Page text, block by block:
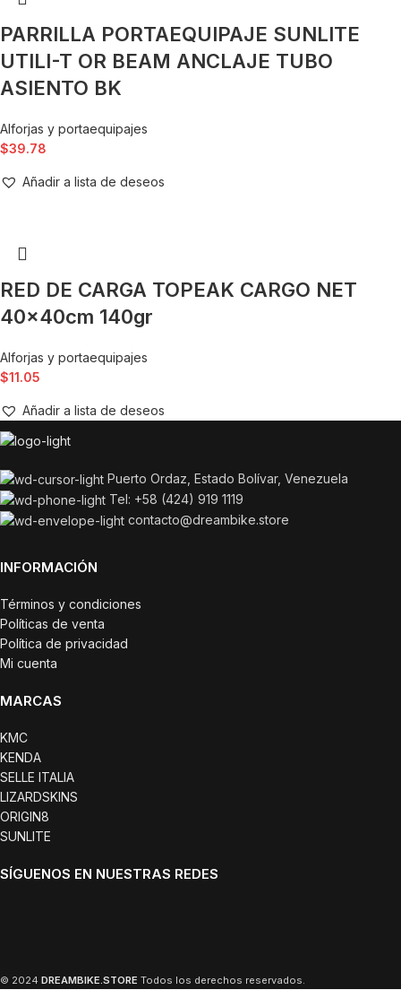
PARRILLA PORTAEQUIPAJE SUNLITE
UTILI-T OR BEAM ANCLAJE TUBO
ASIENTO BK
Alforjas y portaequipajes
$39.78
Añadir a lista de deseos
RED DE CARGA TOPEAK CARGO NET
40x40cm 140gr
Alforjas y portaequipajes
$11.05
Añadir a lista de deseos
Puerto Ordaz, Estado Bolívar, Venezuela
Tel: +58 (424) 919 1119
contacto@dreambike.store
INFORMACIÓN
Términos y condiciones
Políticas de venta
Política de privacidad
Mi cuenta
MARCAS
KMC
KENDA
SELLE ITALIA
LIZARDSKINS
ORIGIN8
SUNLITE
SÍGUENOS EN NUESTRAS REDES
© 2024 DREAMBIKE.STORE Todos los derechos reservados.